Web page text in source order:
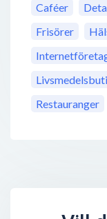
Caféer
Frisörer
Restauranger